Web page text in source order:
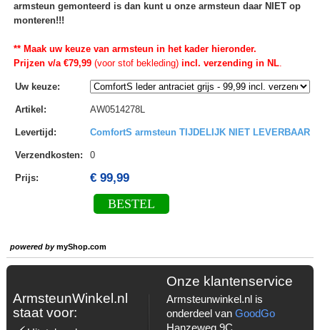
armsteun gemonteerd is dan kunt u onze armsteun daar NIET op
monteren!!!
** Maak uw keuze van armsteun in het kader hieronder.
Prijzen v/a €79,99(voor stof bekleding)incl. verzending in NL.
Uw keuze:
Artikel : AW0514278L
Levertijd : ComfortS armsteun TIJDELIJK NIET LEVERBAAR
Verzendkosten: 0
Prijs: € 99,99
BESTEL
powered bymyShop.com
ArmsteunWinkel.nl
staat voor:
Onze klantenservice
Armsteunwinkel.nl is
onderdeel van GoodGo